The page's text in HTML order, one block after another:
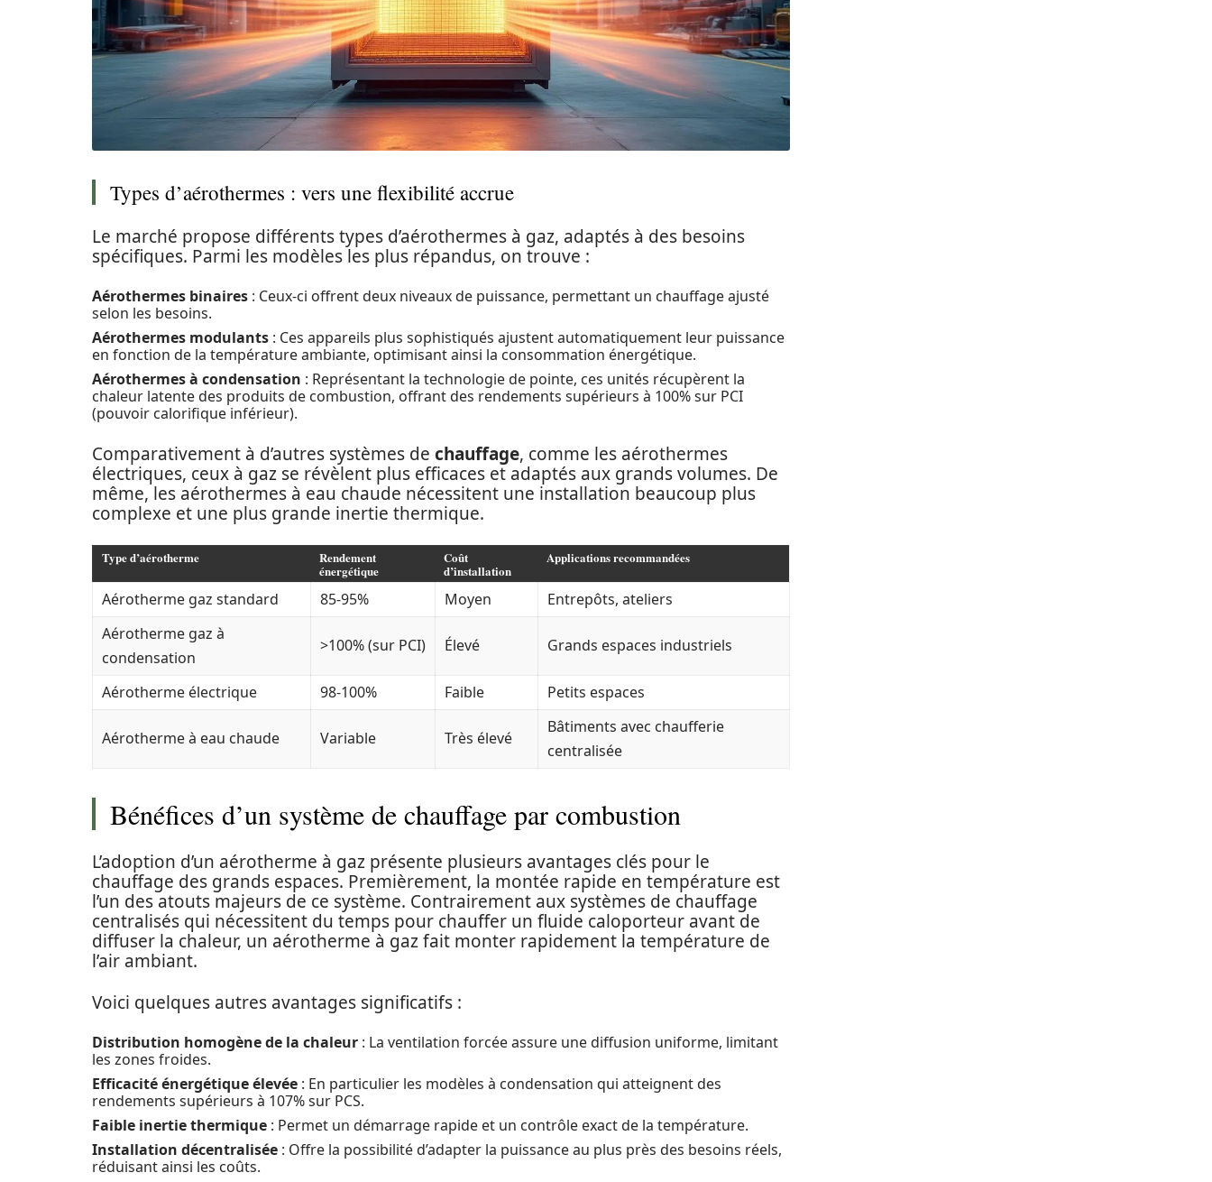
Types d’aérothermes : vers une flexibilité accrue
Le marché propose différents types d’aérothermes à gaz, adaptés à des besoins
spécifiques. Parmi les modèles les plus répandus, on trouve :
Aérothermes binaires : Ceux-ci offrent deux niveaux de puissance, permettant un chauffage ajusté
selon les besoins.
Aérothermes modulants : Ces appareils plus sophistiqués ajustent automatiquement leur puissance
en fonction de la température ambiante, optimisant ainsi la consommation énergétique.
Aérothermes à condensation : Représentant la technologie de pointe, ces unités récupèrent la
chaleur latente des produits de combustion, offrant des rendements supérieurs à 100% sur PCI
(pouvoir calorifique inférieur).
Comparativement à d’autres systèmes de chauffage, comme les aérothermes
électriques, ceux à gaz se révèlent plus efficaces et adaptés aux grands volumes. De
même, les aérothermes à eau chaude nécessitent une installation beaucoup plus
complexe et une plus grande inertie thermique.
Type d’aérotherme Rendement
énergétique
Coût
d’installation
Applications recommandées
Aérotherme gaz standard 85-95% Moyen
Entrepôts, ateliers
Aérotherme gaz à
condensation
>100% (sur PCI) Élevé Grands espaces industriels
Aérotherme électrique 98-100% Faible Petits espaces
Aérotherme à eau chaude Variable Très élevé
Bâtiments avec chaufferie
centralisée
Bénéfices d’un système de chauffage par combustion
L’adoption d’un aérotherme à gaz présente plusieurs avantages clés pour le
chauffage des grands espaces. Premièrement, la montée rapide en température est
l’un des atouts majeurs de ce système. Contrairement aux systèmes de chauffage
centralisés qui nécessitent du temps pour chauffer un fluide caloporteur avant de
diffuser la chaleur, un aérotherme à gaz fait monter rapidement la température de
l’air ambiant.
Voici quelques autres avantages significatifs :
Distribution homogène de la chaleur : La ventilation forcée assure une diffusion uniforme, limitant
les zones froides.
Efficacité énergétique élevée : En particulier les modèles à condensation qui atteignent des
rendements supérieurs à 107% sur PCS.
Faible inertie thermique : Permet un démarrage rapide et un contrôle exact de la température.
Installation décentralisée : Offre la possibilité d’adapter la puissance au plus près des besoins réels,
réduisant ainsi les coûts.